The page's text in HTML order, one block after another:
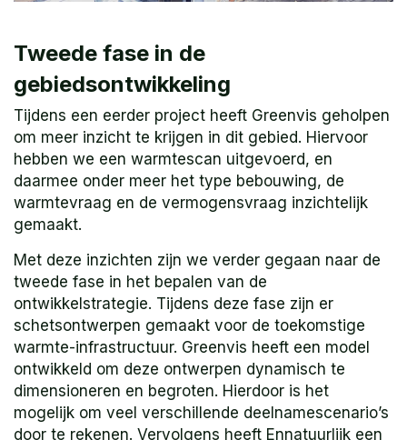
Tweede fase in de
gebiedsontwikkeling
Tijdens een eerder project heeft Greenvis geholpen
om meer inzicht te krijgen in dit gebied. Hiervoor
hebben we een warmtescan uitgevoerd, en
daarmee onder meer het type bebouwing, de
warmtevraag en de vermogensvraag inzichtelijk
gemaakt.
Met deze inzichten zijn we verder gegaan naar de
tweede fase in het bepalen van de
ontwikkelstrategie. Tijdens deze fase zijn er
schetsontwerpen gemaakt voor de toekomstige
warmte-infrastructuur. Greenvis heeft een model
ontwikkeld om deze ontwerpen dynamisch te
dimensioneren en begroten. Hierdoor is het
mogelijk om veel verschillende deelnamescenario’s
door te rekenen. Vervolgens heeft Ennatuurlijk een